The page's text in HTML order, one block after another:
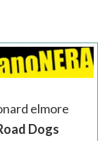
elmore
Dogs